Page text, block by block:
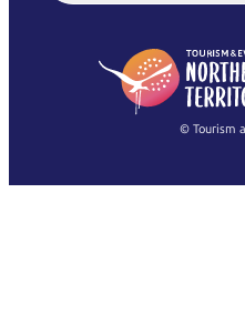
English
(Singapore)
Français
© Tourism